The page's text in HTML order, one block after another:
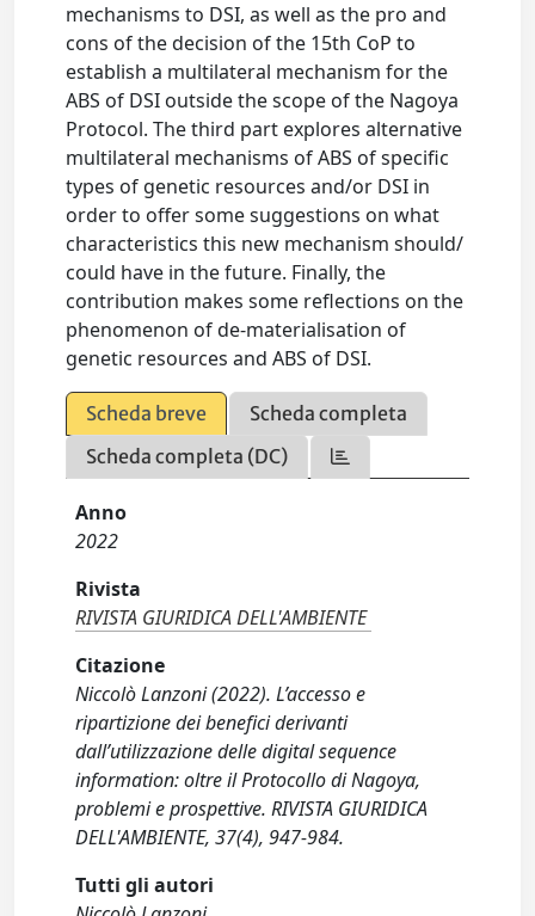
mechanisms to DSI, as well as the pro and
cons of the decision of the 15th CoP to
establish a multilateral mechanism for the
ABS of DSI outside the scope of the Nagoya
Protocol. The third part explores alternative
multilateral mechanisms of ABS of specific
types of genetic resources and/or DSI in
order to offer some suggestions on what
characteristics this new mechanism should/
could have in the future. Finally, the
contribution makes some reflections on the
phenomenon of de-materialisation of
genetic resources and ABS of DSI.
Scheda breve
Scheda completa
Scheda completa (DC)
Anno
2022
Rivista
RIVISTA GIURIDICA DELL'AMBIENTE
Citazione
Niccolò Lanzoni (2022). L’accesso e
ripartizione dei benefici derivanti
dall’utilizzazione delle digital sequence
information: oltre il Protocollo di Nagoya,
problemi e prospettive. RIVISTA GIURIDICA
DELL'AMBIENTE, 37(4), 947-984.
Tutti gli autori